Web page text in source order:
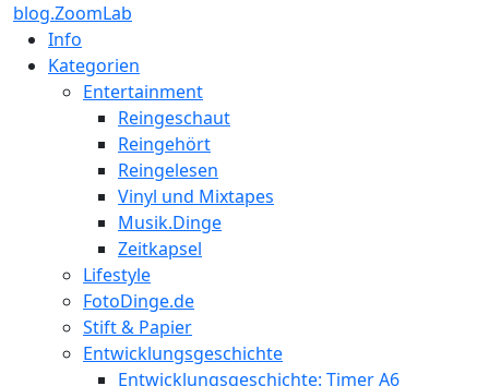
blog.ZoomLab
Info
Kategorien
Entertainment
Reingeschaut
Reingehört
Reingelesen
Vinyl und Mixtapes
Musik.Dinge
Zeitkapsel
Lifestyle
FotoDinge.de
Stift & Papier
Entwicklungsgeschichte
Entwicklungsgeschichte: Timer A6